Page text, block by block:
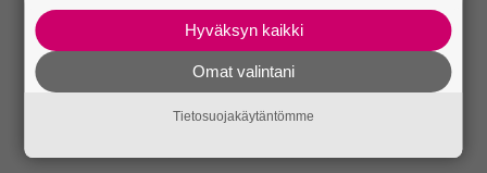
Hyväksyn kaikki
Omat valintani
Tietosuojakäytäntömme